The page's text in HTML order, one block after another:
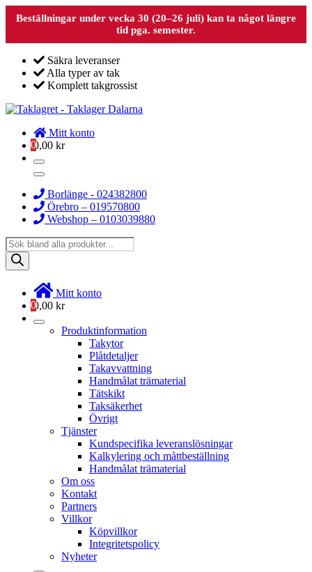
Beställningar under vecka 30 (20–26 juli) kan ta något längre
tid pga. semester.
Säkra leveranser
Alla typer av tak
Komplett takgrossist
Mitt konto
00,00 kr
Borlänge - 024382800
Örebro – 019570800
Webshop – 0103039880
Products
search
Mitt konto
00,00 kr
Produktinformation
Takytor
Plåtdetaljer
Takavvattning
Handmålat trämaterial
Tätskikt
Taksäkerhet
Övrigt
Tjänster
Kundspecifika leveranslösningar
Kalkylering och måttbeställning
Handmålat trämaterial
Om oss
Kontakt
Partners
Villkor
Köpvillkor
Integritetspolicy
Nyheter